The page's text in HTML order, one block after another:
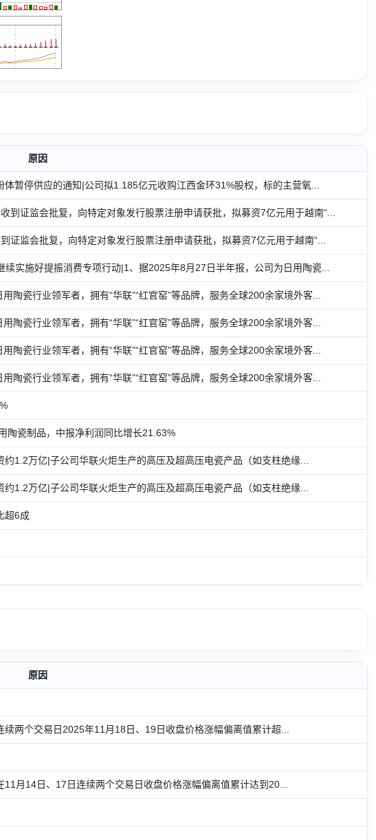
原因
暂停供应的通知|公司拟1.185亿元收购江西金环31%股权，标的主营氧...
证监会批复，向特定对象发行股票注册申请获批，拟募资7亿元用于越南“...
监会批复，向特定对象发行股票注册申请获批，拟募资7亿元用于越南“...
实施好提振消费专项行动|1、据2025年8月27日半年报，公司为日用陶瓷...
瓷行业领军者，拥有“华联”“红官窑”等品牌，服务全球200余家境外客...
瓷行业领军者，拥有“华联”“红官窑”等品牌，服务全球200余家境外客...
瓷行业领军者，拥有“华联”“红官窑”等品牌，服务全球200余家境外客...
瓷行业领军者，拥有“华联”“红官窑”等品牌，服务全球200余家境外客...
陶瓷制品，中报净利润同比增长21.63%
1.2万亿|子公司华联火炬生产的高压及超高压电瓷产品（如支柱绝缘...
1.2万亿|子公司华联火炬生产的高压及超高压电瓷产品（如支柱绝缘...
超6成
原因
两个交易日2025年11月18日、19日收盘价格涨幅偏离值累计超...
月14日、17日连续两个交易日收盘价格涨幅偏离值累计达到20...